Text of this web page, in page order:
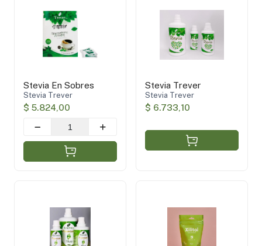
Vegano
Stevia En Sobres
Stevia Trever
$ 5.824,00
Stevia Trever
Stevia Trever
$ 6.733,10